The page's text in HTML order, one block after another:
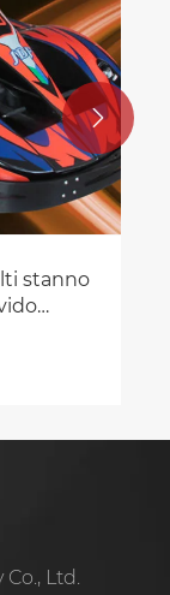
stanno

Ltd.